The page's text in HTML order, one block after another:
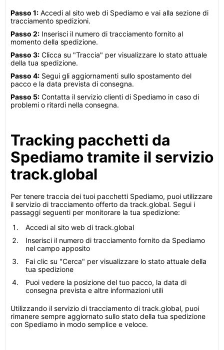
Passo 1: Accedi al sito web di Spediamo e vai alla sezione di
tracciamento spedizioni.
Passo 2: Inserisci il numero di tracciamento fornito al
momento della spedizione.
Passo 3: Clicca su "Traccia" per visualizzare lo stato attuale
della tua spedizione.
Passo 4: Segui gli aggiornamenti sullo spostamento del
pacco e la data prevista di consegna.
Passo 5: Contatta il servizio clienti di Spediamo in caso di
problemi o ritardi nella consegna.
Tracking pacchetti da
Spediamo tramite il servizio
track.global
Per tenere traccia dei tuoi pacchetti Spediamo, puoi utilizzare
il servizio di tracciamento offerto da track.global. Segui i
passaggi seguenti per monitorare la tua spedizione:
Accedi al sito web di track.global
Inserisci il numero di tracciamento fornito da Spediamo
nel campo apposito
Fai clic su "Cerca" per visualizzare lo stato attuale della
tua spedizione
Puoi vedere la posizione del tuo pacco, la data di
consegna prevista e altre informazioni utili
Utilizzando il servizio di tracciamento di track.global, puoi
rimanere sempre aggiornato sullo stato della tua spedizione
con Spediamo in modo semplice e veloce.